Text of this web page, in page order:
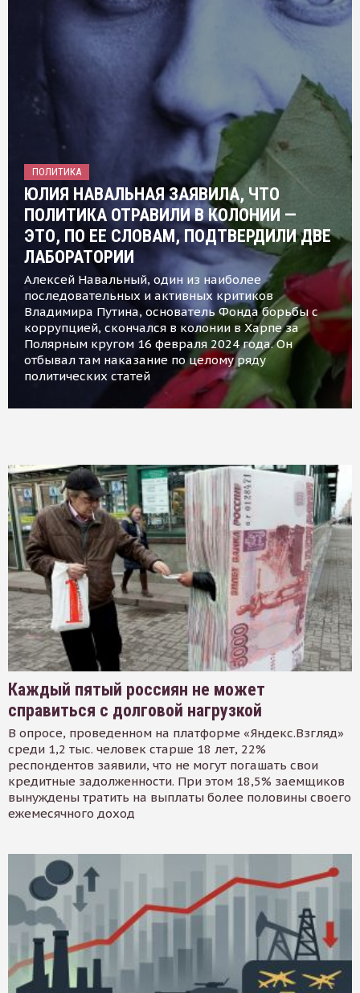
ПОЛИТИКА
ЮЛИЯ НАВАЛЬНАЯ ЗАЯВИЛА, ЧТО
ПОЛИТИКА ОТРАВИЛИ В КОЛОНИИ —
ЭТО, ПО ЕЕ СЛОВАМ, ПОДТВЕРДИЛИ ДВЕ
ЛАБОРАТОРИИ
Алексей Навальный, один из наиболее
последовательных и активных критиков
Владимира Путина, основатель Фонда борьбы с
коррупцией, скончался в колонии в Харпе за
Полярным кругом 16 февраля 2024 года. Он
отбывал там наказание по целому ряду
политических статей
Каждый пятый россиян не может
справиться с долговой нагрузкой
В опросе, проведенном на платформе «Яндекс.Взгляд»
среди 1,2 тыс. человек старше 18 лет, 22%
респондентов заявили, что не могут погашать свои
кредитные задолженности. При этом 18,5% заемщиков
вынуждены тратить на выплаты более половины своего
ежемесячного доход